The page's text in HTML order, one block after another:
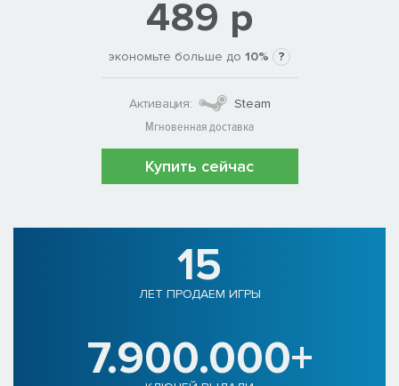
489 р
экономьте больше до 10% ?
Активация:
Steam
Мгновенная доставка
Купить сейчас
15
ЛЕТ ПРОДАЕМ ИГРЫ
7.900.000+